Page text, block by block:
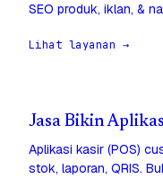
SEO produk, iklan, &
Lihat layanan →
Jasa Bikin
Aplikasi kasir (POS)
stok, laporan, QRIS.